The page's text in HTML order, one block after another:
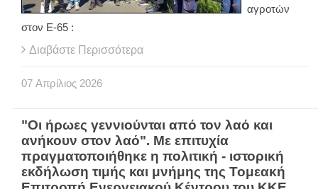
αγροτών
στον Ε-65 :
Διαβάστε Περισσότερα
07 Απρίλιος 2026
"Οι ήρωες γεννιούνται από τον λαό και
ανήκουν στον λαό". Με επιτυχία
πραγματοποιήθηκε η πολιτική - ιστορική
εκδήλωση τιμής και μνήμης της Τομεακή